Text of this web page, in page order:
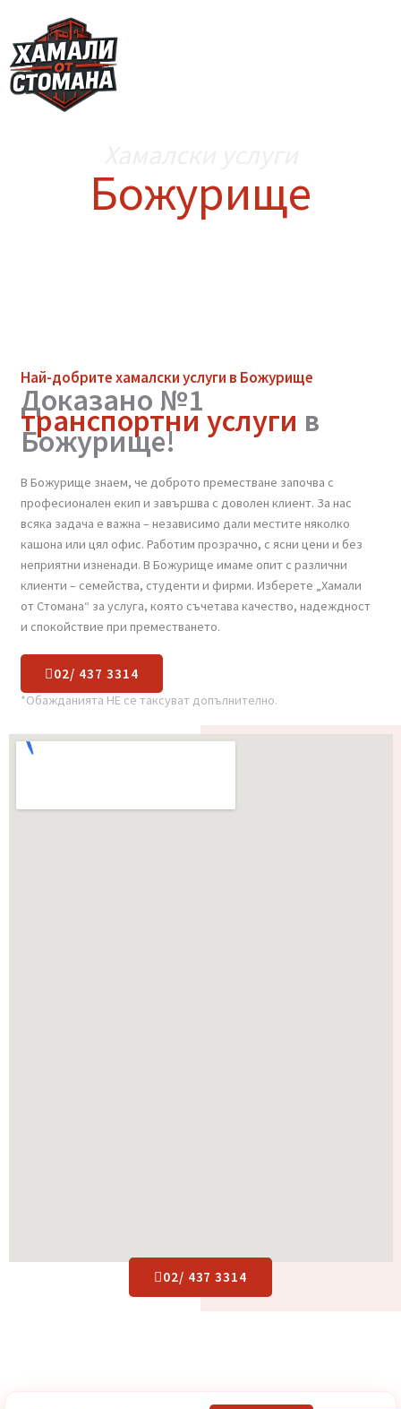
content
Божурище
Най-добритехамалски услуги
Доказано №1
транспортни услугив
Божурище!
В Божурище знаем, че доброто преместване започва с
професионален екип и завършва с доволен клиент. За нас
всяка задача е важна – независимо дали местите няколко
кашона или цял офис. Работим прозрачно, с ясни цени и без
неприятни изненади. В Божурище имаме опит с различни
клиенти – семейства, студенти и фирми. Изберете „Хамали
от Стомана“ за услуга, която съчетава качество, надеждност
и спокойствие при преместването.
02/ 437 3314
*Обажданията НЕ се таксуват допълнително.